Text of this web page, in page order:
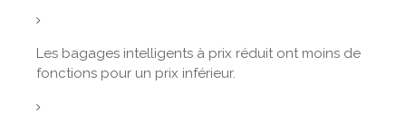
Les bagages intelligents à prix réduit ont moins de
fonctions pour un prix inférieur.